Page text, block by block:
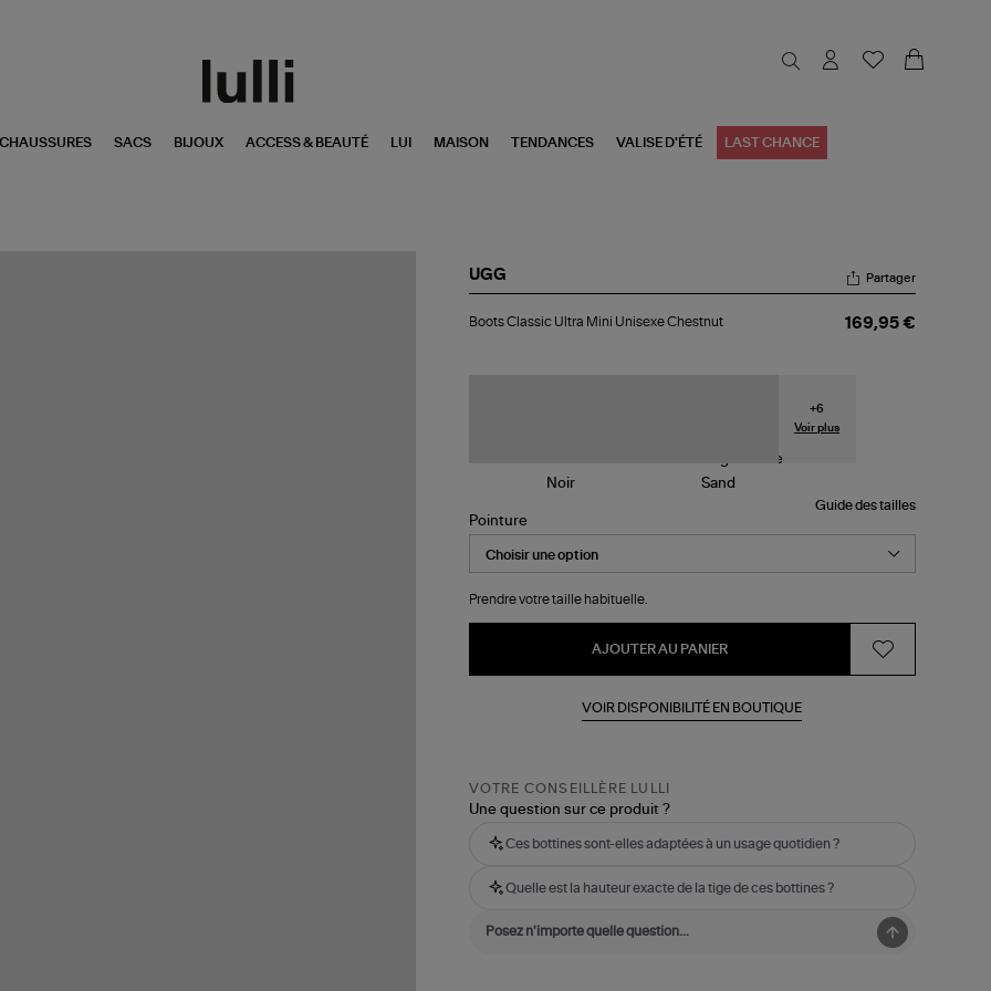
CHAUSSURES SACS BIJOUX ACCESS & BEAUTÉ LUI MAISON TENDANCES VALISE D'ÉTÉ LAST CHANCE
UGG
Classic
Partager
Boots Classic Ultra Mini Unisexe Chestnut 169,95 €
+6
Voir plus
Guide des tailles
Pointure
Prendre votre taille habituelle.
AJOUTER AU PANIER
VOIR DISPONIBILITÉ EN BOUTIQUE
VOTRE CONSEILLÈRE LULLI
Une question sur ce produit ?
Ces bottines sont-elles adaptées à un usage quotidien ?
Quelle est la hauteur exacte de la tige de ces bottines ?